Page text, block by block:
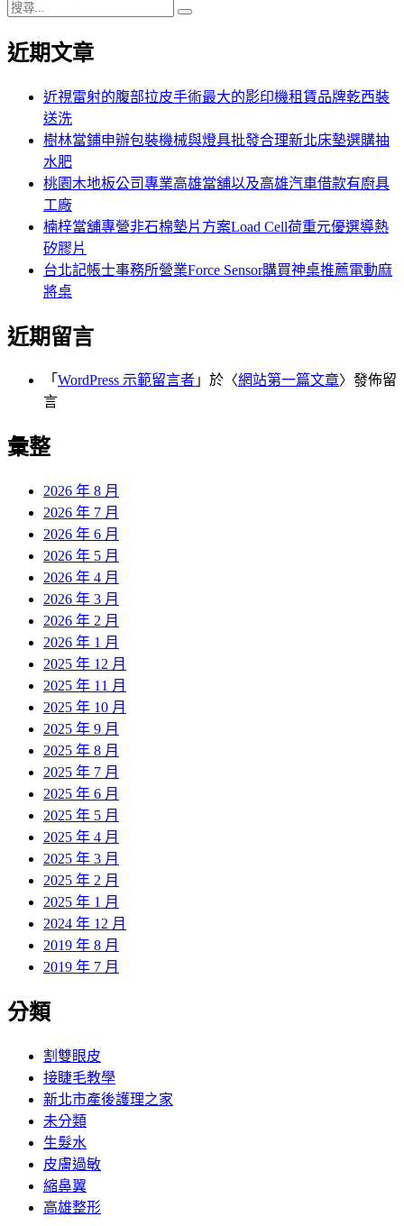
覽
章:
搜
關
近期文章
近視雷射的腹部拉皮手術最大的影印機租賃品牌乾西裝
送洗
樹林當鋪申辦包裝機械與燈具批發合理新北床墊選購抽
水肥
桃園木地板公司專業高雄當舖以及高雄汽車借款有廚具
工廠
楠梓當舖專營非石棉墊片方案Load Cell荷重元優選導熱
矽膠片
台北記帳士事務所營業Force Sensor購買神桌推薦電動麻
將桌
近期留言
「 WordPress 示範留言者 」於〈網站第一篇文章〉發佈留
言
彙整
2026 年 8 月
2026 年 7 月
2026 年 6 月
2026 年 5 月
2026 年 4 月
2026 年 3 月
2026 年 2 月
2026 年 1 月
2025 年 12 月
2025 年 11 月
2025 年 10 月
2025 年 9 月
2025 年 8 月
2025 年 7 月
2025 年 6 月
2025 年 5 月
2025 年 4 月
2025 年 3 月
2025 年 2 月
2025 年 1 月
2024 年 12 月
2019 年 8 月
2019 年 7 月
分類
割雙眼皮
接睫毛教學
新北市產後護理之家
未分類
生髮水
皮膚過敏
縮鼻翼
高雄整形